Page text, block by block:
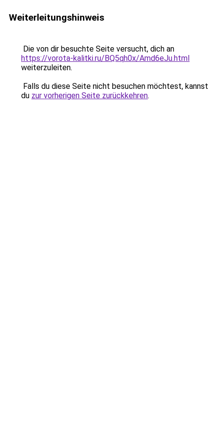
Weiterleitungshinweis
Die von dir besuchte Seite versucht, dich an
https://vorota-kalitki.ru/BQ5qh0x/Amd6eJu.html
weiterzuleiten.
Falls du diese Seite nicht besuchen möchtest, kannst
du zur vorherigen Seite zurückkehren.